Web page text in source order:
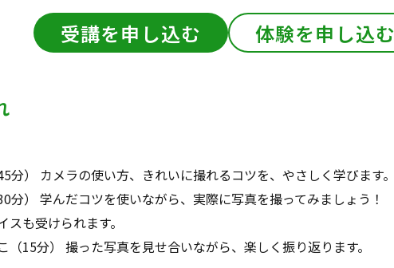
受講を申し込む 体験を申し込む
分） カメラの使い方、きれいに撮れるコツを、やさしく学びます。
分） 学んだコツを使いながら、実際に写真を撮ってみましょう！
受けられます。
（15分） 撮った写真を見せ合いながら、楽しく振り返ります。